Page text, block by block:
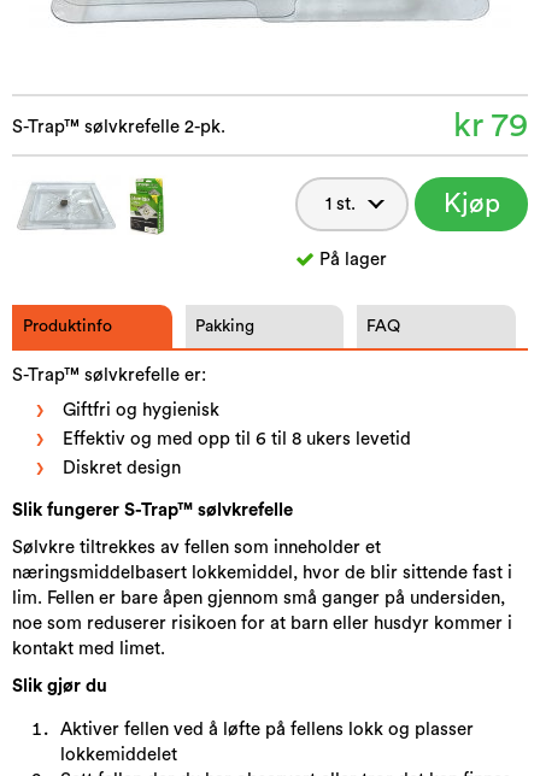
S-Trap™ sølvkrefelle 2-pk. kr 79
Kjøp
På lager
Produktinfo Pakking FAQ
S-Trap™ sølvkrefelle er:
Giftfri og hygienisk
Effektiv og med opp til 6 til 8 ukers levetid
Diskret design
Slik fungerer S-Trap™ sølvkrefell​e
Sølvkre tiltrekkes av fellen som inneholder et
næringsmiddelbasert lokkemiddel, hvor de blir sittende fast i
lim. Fellen er bare åpen gjennom små ganger på undersiden,
noe som reduserer risikoen for at barn eller husdyr kommer i
kontakt med limet.
Slik gjør du
Aktiver fellen ved å løfte på fellens lokk og plasser
lokkemiddelet